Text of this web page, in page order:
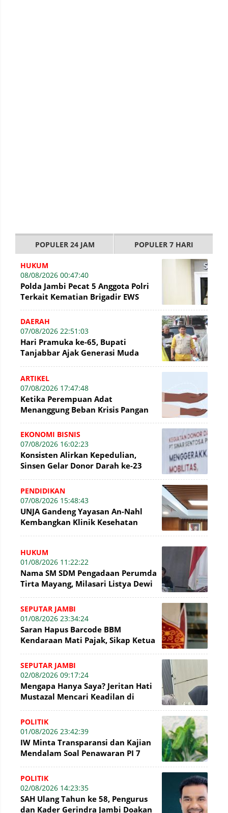
POPULER 24 JAM POPULER 7 HARI
HUKUM
08/08/2026 00:47:40
Polda Jambi Pecat 5 Anggota Polri
Terkait Kematian Brigadir EWS
DAERAH
07/08/2026 22:51:03
Hari Pramuka ke-65, Bupati
Tanjabbar Ajak Generasi Muda
Nyata
ARTIKEL
07/08/2026 17:47:48
Ketika Perempuan Adat
Menanggung Beban Krisis Pangan
EKONOMI BISNIS
07/08/2026 16:02:23
Konsisten Alirkan Kepedulian,
Sinsen Gelar Donor Darah ke-23
Sinsen
PENDIDIKAN
07/08/2026 15:48:43
UNJA Gandeng Yayasan An-Nahl
Kembangkan Klinik Kesehatan
HUKUM
01/08/2026 11:22:22
Nama SM SDM Pengadaan Perumda
Tirta Mayang, Milasari Listya Dewi
SEPUTAR JAMBI
01/08/2026 23:34:24
Saran Hapus Barcode BBM
Kendaraan Mati Pajak, Sikap Ketua
Hukum
SEPUTAR JAMBI
02/08/2026 09:17:24
Mengapa Hanya Saya? Jeritan Hati
Mustazal Mencari Keadilan di
Jambi
POLITIK
01/08/2026 23:42:39
IW Minta Transparansi dan Kajian
Mendalam Soal Penawaran PI 7
POLITIK
02/08/2026 14:23:35
SAH Ulang Tahun ke 58, Pengurus
dan Kader Gerindra Jambi Doakan